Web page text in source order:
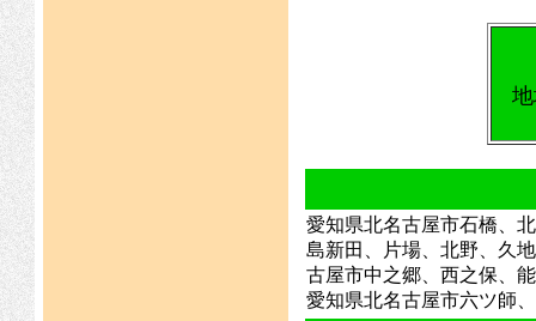
愛知県北名古屋市石橋、
島新田、片場、北野、久
古屋市中之郷、西之保、
愛知県北名古屋市六ツ師